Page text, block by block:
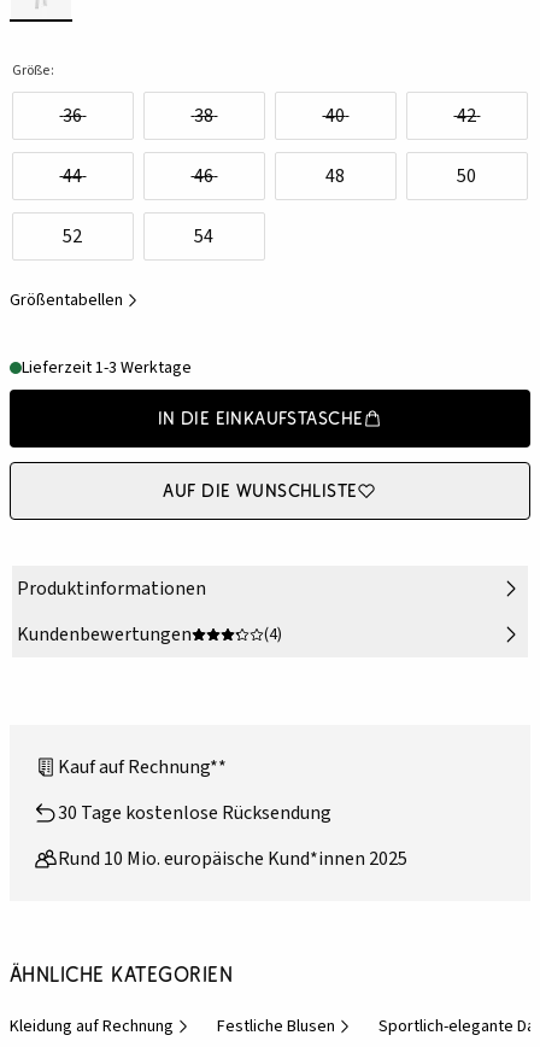
Größe:
36 38 40 42
44 46 48 50
52 54
Größentabellen
Lieferzeit 1-3 Werktage
In die Einkaufstasche
Auf die Wunschliste
Produktinformationen
Kundenbewertungen
(4)
Kauf auf Rechnung**
30 Tage kostenlose Rücksendung
Rund 10 Mio. europäische Kund*innen 2025
Ähnliche Kategorien
Kleidung auf Rechnung Festliche Blusen Sportlich-elegante